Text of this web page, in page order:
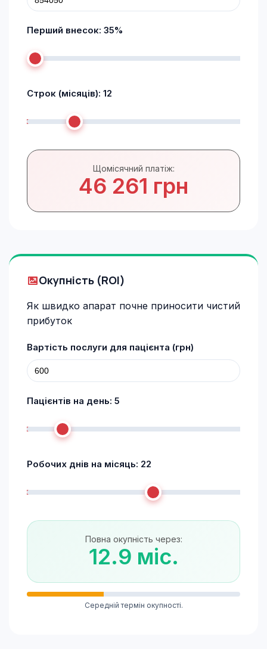
Перший внесок: 35%
Строк (місяців): 12
Щомісячний платіж:
46 261 грн
Окупність (ROI)
Як швидко апарат почне приносити чистий
прибуток
Вартість послуги для пацієнта (грн)
Пацієнтів на день: 5
Робочих днів на місяць: 22
Повна окупність через:
12.9 міс.
Середній термін окупності.